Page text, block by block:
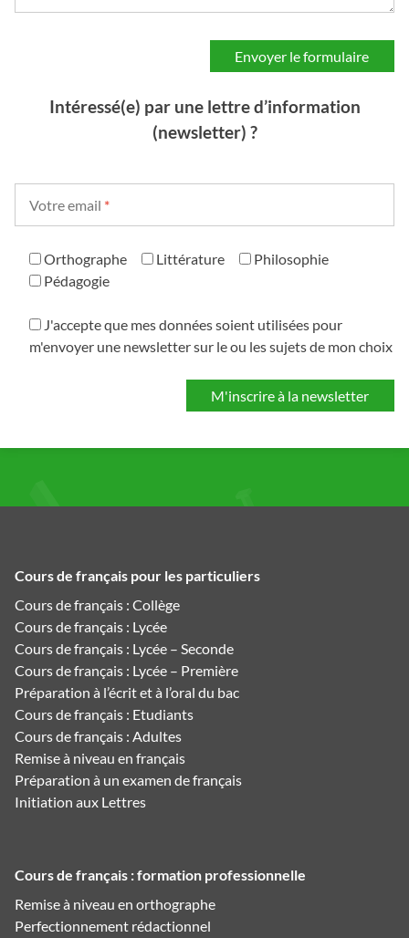
Intéressé(e) par une lettre d’information
(newsletter) ?
Votre email *
Orthographe Littérature
Philosophie
Pédagogie
J'accepte que mes données soient utilisées pour
m'envoyer une newsletter sur le ou les sujets de mon choix
Cours de français pour les particuliers
Cours de français : Collège
Cours de français : Lycée
Cours de français : Lycée – Seconde
Cours de français : Lycée – Première
Préparation à l’écrit et à l’oral du bac
Cours de français : Etudiants
Cours de français : Adultes
Remise à niveau en français
Préparation à un examen de français
Initiation aux Lettres
Cours de français : formation professionnelle
Remise à niveau en orthographe
Perfectionnement rédactionnel